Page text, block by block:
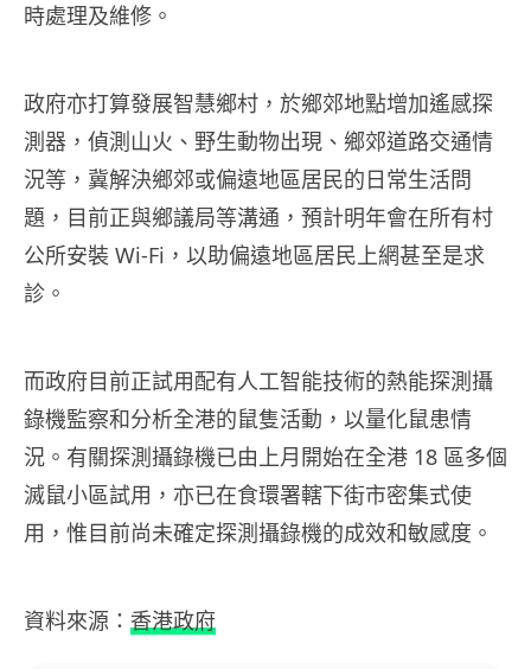
時處理及維修。
政府亦打算發展智慧鄉村，於鄉郊地點增加遙感探
測器，偵測山火、野生動物出現、鄉郊道路交通情
況等，冀解決鄉郊或偏遠地區居民的日常生活問
題，目前正與鄉議局等溝通，預計明年會在所有村
公所安裝 Wi-Fi，以助偏遠地區居民上網甚至是求
診。
而政府目前正試用配有人工智能技術的熱能探測攝
錄機監察和分析全港的鼠隻活動，以量化鼠患情
況。有關探測攝錄機已由上月開始在全港 18 區多個
滅鼠小區試用，亦已在食環署轄下街市密集式使
用，惟目前尚未確定探測攝錄機的成效和敏感度。
資料來源： 香港政府